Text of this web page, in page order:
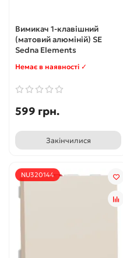
Вимикач 1-клавішний
(матовий алюміній) SE
Sedna Elements
Немає в наявності ✓
599 грн.
Закінчилися
NU320144